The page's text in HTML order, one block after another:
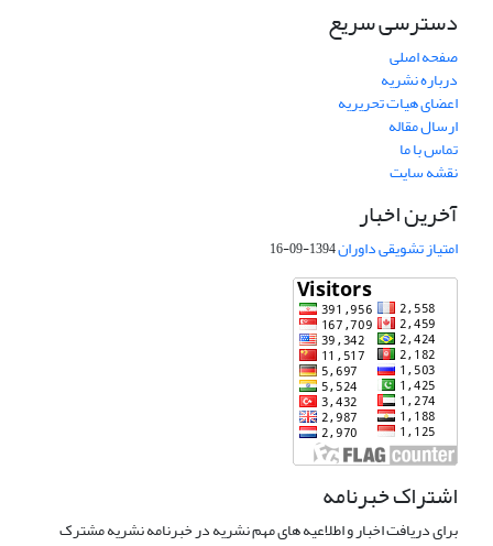
دسترسی سریع
صفحه اصلی
درباره نشریه
اعضای هیات تحریریه
ارسال مقاله
تماس با ما
نقشه سایت
آخرین اخبار
امتیاز تشویقی داوران1394-09-16
اشتراک خبرنامه
برای دریافت اخبار و اطلاعیه های مهم نشریه در خبرنامه نشریه مشترک